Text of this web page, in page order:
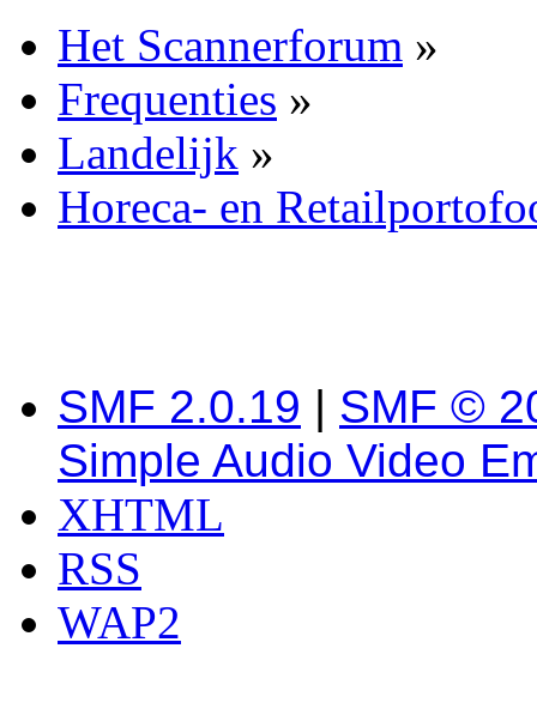
Het Scannerforum »
Frequenties »
Landelijk »
Horeca- en
SMF 2.0.19 | SMF ©
Simple Audio Video
XHTML
RSS
WAP2